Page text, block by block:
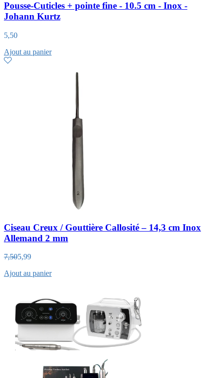
Pousse-Cuticles + pointe fine - 10.5 cm - Inox -
Johann Kurtz
5,50
Ajout au panier
Ciseau Creux / Gouttière Callosité – 14,3 cm Inox
Allemand 2 mm
7,505,99
Ajout au panier